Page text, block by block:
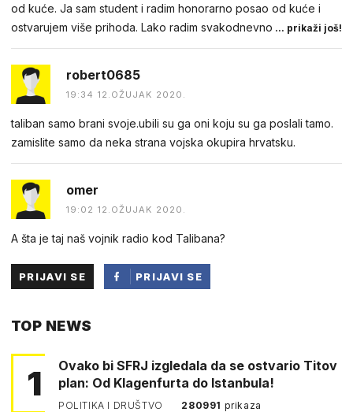
od kuće. Ja sam student i radim honorarno posao od kuće i
ostvarujem više prihoda. Lako radim svakodnevno ... prikaži još!
robert0685
19:34 12.OŽUJAK 2020.
taliban samo brani svoje.ubili su ga oni koju su ga poslali tamo.
zamislite samo da neka strana vojska okupira hrvatsku.
omer
19:02 12.OŽUJAK 2020.
A šta je taj naš vojnik radio kod Talibana?
PRIJAVI SE
PRIJAVI SE
TOP NEWS
1
Ovako bi SFRJ izgledala da se ostvario Titov
plan: Od Klagenfurta do Istanbula!
POLITIKA I DRUŠTVO 280991 prikaza